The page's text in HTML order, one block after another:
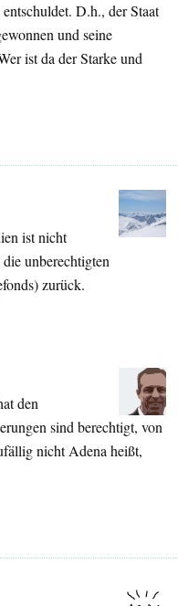
D.h., der Staat
und seine
ist da der Starke und
ist nicht
unberechtigten
zurück.
den
sind berechtigt, von
nicht Adena heißt,